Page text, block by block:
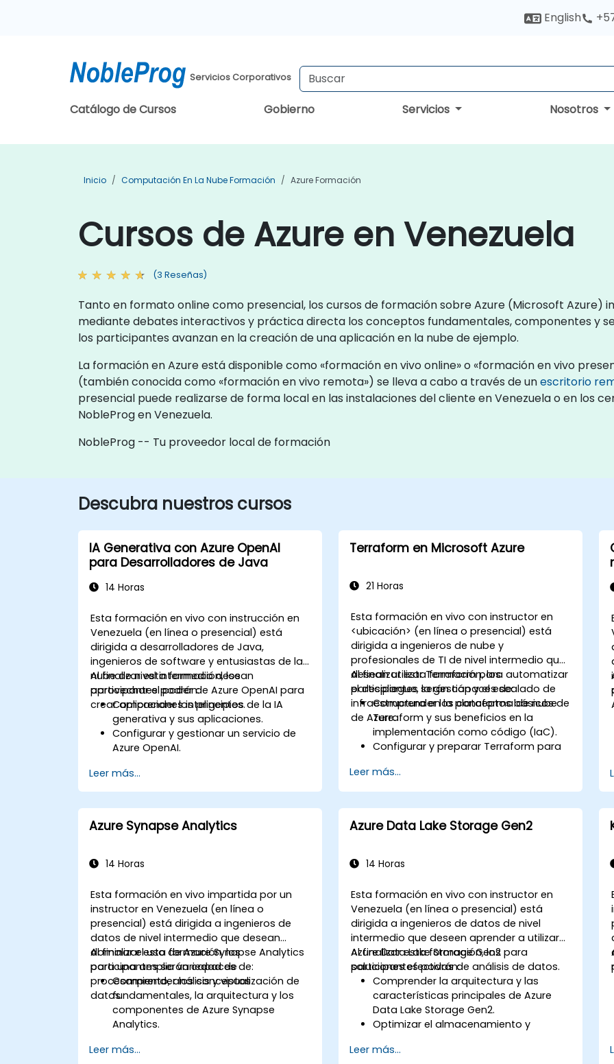
English
Servicios Corporativos
Catálogo de Cursos Gobierno Servicios Nosotros
Inicio Computación En La Nube Formación Azure Formación
Cursos de Azure en Venezuela
(3 Reseñas)
Tanto en formato online como presencial, los cursos de formación sobre Azure (Microsoft Azure)
mediante debates interactivos y práctica directa los conceptos fundamentales, componentes y
los participantes avanzan en la creación de una aplicación en la nube de ejemplo.
La formación en Azure está disponible como «formación en vivo online» o «formación en vivo
(también conocida como «formación en vivo remota») se lleva a cabo a través de unescritorio
presencial puede realizarse de forma local en las instalaciones del cliente en Venezuela o en los
NobleProg en Venezuela.
NobleProg -- Tu proveedor local de formación
Descubra nuestros cursos
IA Generativa con Azure OpenAI
para Desarrolladores de Java
14 Horas
Esta formación en vivo con instrucción en
Venezuela (en línea o presencial) está
dirigida a desarrolladores de Java,
ingenieros de software y entusiastas de la
nube de nivel intermedio desean
aprovechar el poder de Azure OpenAI para
crear aplicaciones inteligentes.
Al finalizar esta formación, los
participantes podrán:
Comprender los principios de la IA
generativa y sus aplicaciones.
Configurar y gestionar un servicio de
Azure OpenAI.
aplicaciones Java.
Desplegar funciones impulsadas por IA
dentro de aplicaciones web.
Leer más...
Terraform en Microsoft Azure
21 Horas
Esta formación en vivo con instructor en
<ubicación> (en línea o presencial) está
dirigida a ingenieros de nube y
profesionales de TI de nivel intermedio que
desean utilizar Terraform para automatizar
el despliegue, la gestión y el escalado de
infraestructura en la plataforma de nube
de Azure.
Al finalizar esta formación, los
participantes serán capaces de:
Comprender los conceptos básicos de
Terraform y sus beneficios en la
implementación como código (IaC).
Configurar y preparar Terraform para
Desarrollar, probar y desplegar
archivos de configuración de
Azure.
Utilizar Terraform para gestionar y
Implementar las mejores prácticas
Terraform y el control de versiones.
Integrar Terraform con Azure DevOps
para despliegues automatizados.
Crear módulos de Terraform
reutilizables para un
aprovisionamiento consistente de
recursos.
Aprovechar las características
avanzadas de Terraform para
despliegues de infraestructura
complejos.
Leer más...
Azure Synapse Analytics
14 Horas
Esta formación en vivo impartida por un
instructor en Venezuela (en línea o
presencial) está dirigida a ingenieros de
datos de nivel intermedio que desean
dominar el uso de Azure Synapse Analytics
para una amplia variedad de
procesamiento, análisis y visualización de
datos.
Al finalizar esta formación, los
participantes serán capaces de:
Comprender los conceptos
fundamentales, la arquitectura y los
componentes de Azure Synapse
Analytics.
almacenes de datos escalables
Leer más...
Azure Data Lake Storage Gen2
14 Horas
Esta formación en vivo con instructor en
Venezuela (en línea o presencial) está
dirigida a ingenieros de datos de nivel
intermedio que deseen aprender a utilizar
Azure Data Lake Storage Gen2 para
soluciones efectivas de análisis de datos.
Al finalizar esta formación, los
participantes podrán:
Comprender la arquitectura y las
características principales de Azure
Data Lake Storage Gen2.
Optimizar el almacenamiento y
costo y el rendimiento.
Leer más...